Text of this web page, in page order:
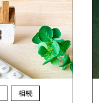
相続